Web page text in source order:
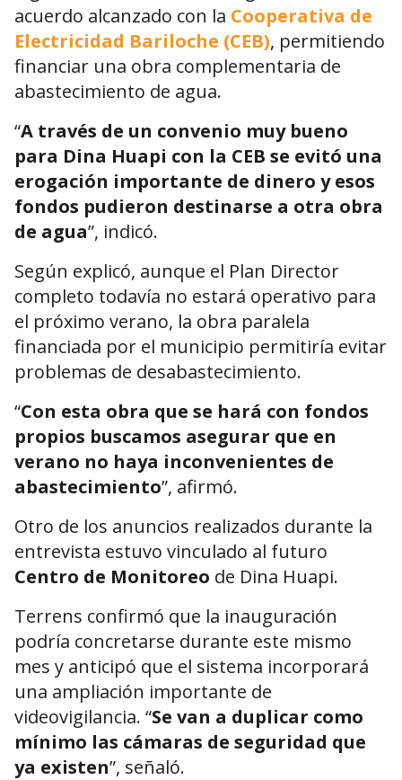
acuerdo alcanzado con la Cooperativa de
Electricidad Bariloche (CEB), permitiendo
financiar una obra complementaria de
abastecimiento de agua.
“A través de un convenio muy bueno
para Dina Huapi con la CEB se evitó una
erogación importante de dinero y esos
fondos pudieron destinarse a otra obra
de agua”, indicó.
Según explicó, aunque el Plan Director
completo todavía no estará operativo para
el próximo verano, la obra paralela
financiada por el municipio permitiría evitar
problemas de desabastecimiento.
“Con esta obra que se hará con fondos
propios buscamos asegurar que en
verano no haya inconvenientes de
abastecimiento”, afirmó.
Otro de los anuncios realizados durante la
entrevista estuvo vinculado al futuro
Centro de Monitoreo de Dina Huapi.
Terrens confirmó que la inauguración
podría concretarse durante este mismo
mes y anticipó que el sistema incorporará
una ampliación importante de
videovigilancia. “Se van a duplicar como
mínimo las cámaras de seguridad que
ya existen”, señaló.